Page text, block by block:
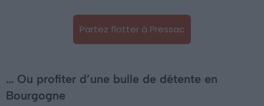
Partez flotter à Pressac
… Ou profiter d’une bulle de détente en
Bourgogne